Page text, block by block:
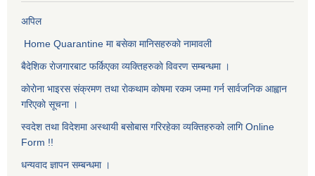
अपिल
Home Quarantine मा बसेका मानिसहरुकाे नामावली
बैदेशिक राेजगारबाट फर्किएका व्यक्तिहरुकाे विवरण सम्बन्धमा ।
काेराेना भाइरस संक्रमण तथा राेकथाम काेषमा रकम जम्मा गर्न सार्वजनिक आह्वान
गरिएकाे सूचना ।
स्वदेश तथा विदेशमा अस्थायी बसोबास गरिरहेका व्यक्तिहरुको लागि Online
Form !!
धन्यवाद ज्ञापन सम्बन्धमा ।